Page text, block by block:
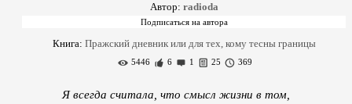
Автор: radioda
Книга: Пражский дневник или для тех, кому тесны границы
5446 6 1 25 369
Я всегда считала, что смысл жизни в том,